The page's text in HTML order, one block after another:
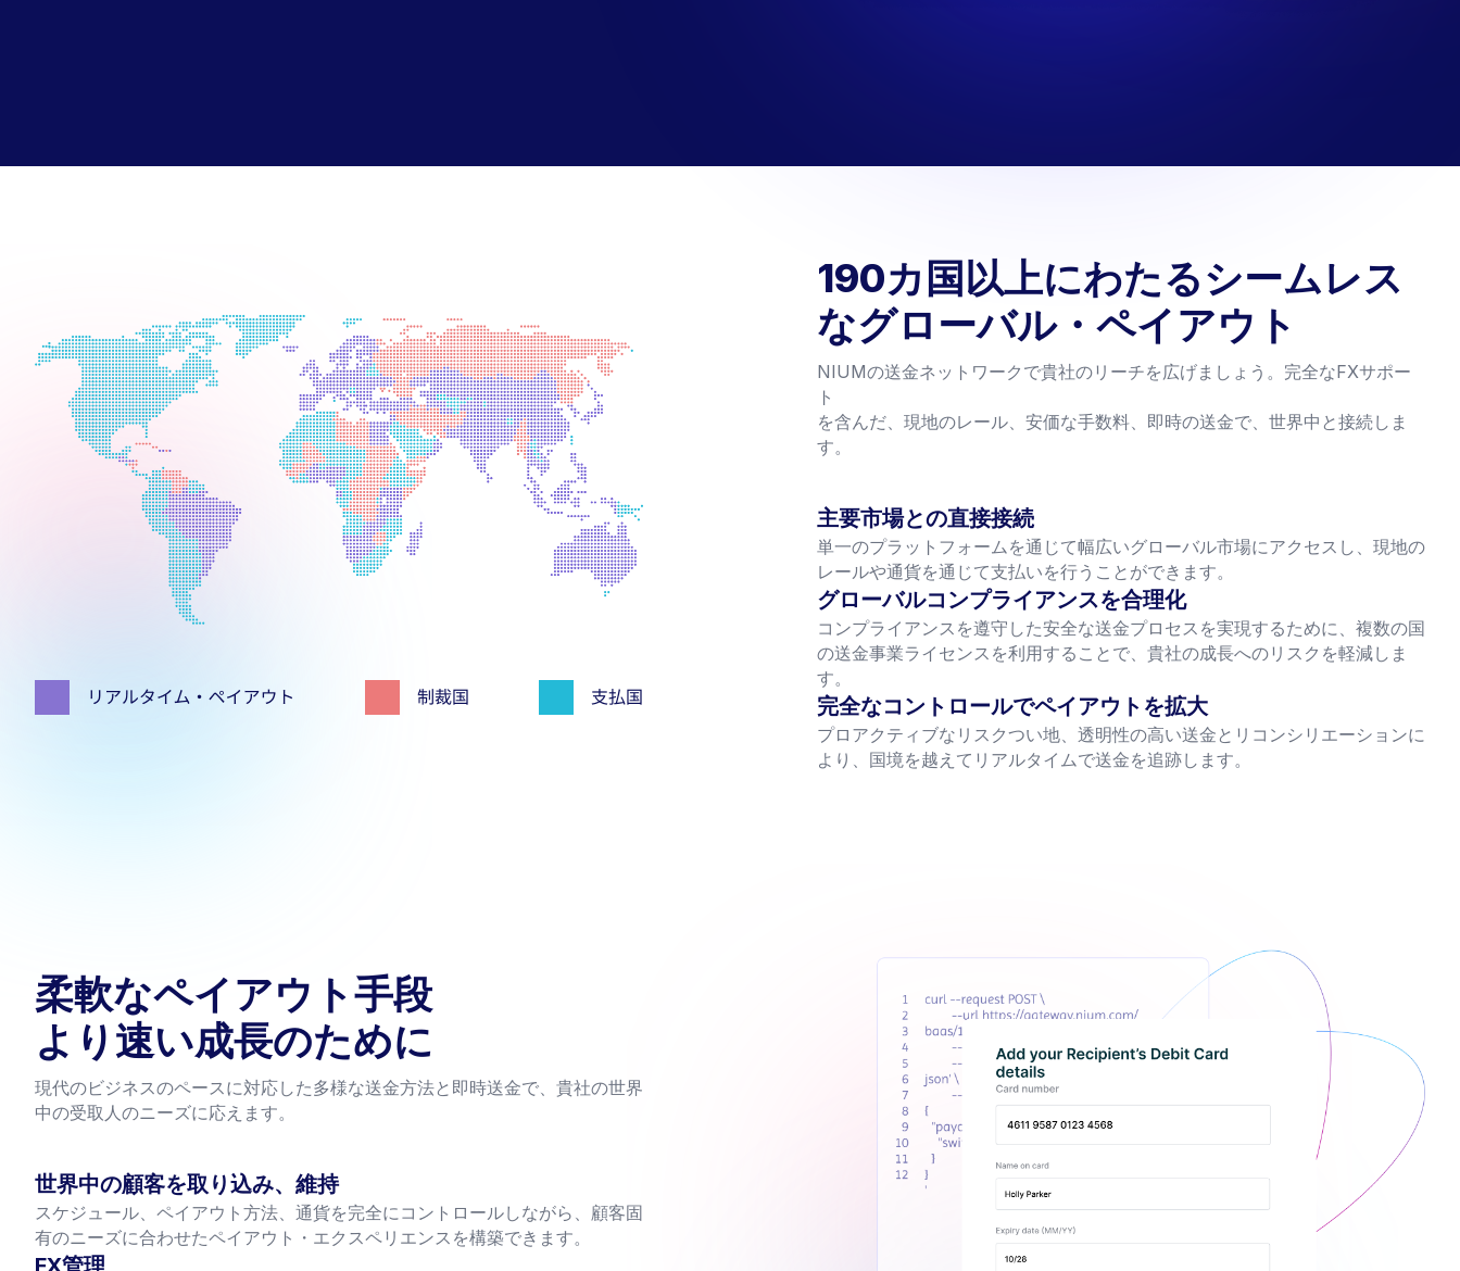
190カ国以上にわたるシームレス
なグローバル・ペイアウト
NIUMの送金ネットワークで貴社のリーチを広げましょう。完全なFXサポー
ト
を含んだ、現地のレール、安価な手数料、即時の送金で、世界中と接続しま
主要市場との直接接続
単一のプラットフォームを通じて幅広いグローバル市場にアクセスし、現地の
レールや通貨を通じて支払いを行うことができます。
グローバルコンプライアンスを合理化
コンプライアンスを遵守した安全な送金プロセスを実現するために、複数の国
の送金事業ライセンスを利用することで、貴社の成長へのリスクを軽減しま
す。
完全なコントロールでペイアウトを拡大
プロアクティブなリスクつい地、透明性の高い送金とリコンシリエーションに
柔軟なペイアウト手段
より速い成長のために
現代のビジネスのペースに対応した多様な送金方法と即時送金で、貴社の世界
世界中の顧客を取り込み、維持
スケジュール、ペイアウト方法、通貨を完全にコントロールしながら、顧客固
有のニーズに合わせたペイアウト・エクスペリエンスを構築できます。